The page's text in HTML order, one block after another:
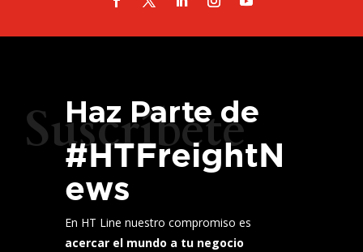
Suscríbete
Haz Parte de
#HTFreightN
ews
En HT Line nuestro compromiso es
acercar el mundo a tu negocio